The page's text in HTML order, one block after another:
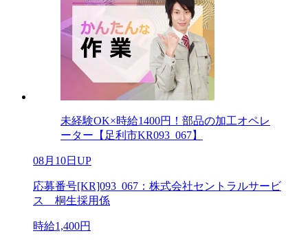
未経験OK×時給1400円！部品の加工オペレ
ーター【足利市KR093_067】
08月10日UP
応募番号[KR]093_067：株式会社セントラルサービ
ス 桐生採用係
時給1,400円